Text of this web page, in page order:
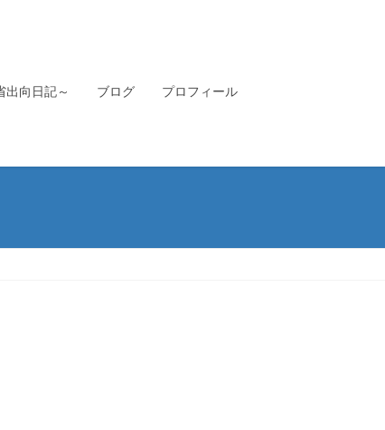
向日記～ ブログ プロフィール